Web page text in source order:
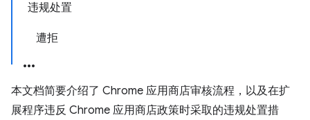
违规处置
遭拒
本文档简要介绍了 Chrome 应用商店审核流程，以及在扩
展程序违反 Chrome 应用商店政策时采取的违规处置措